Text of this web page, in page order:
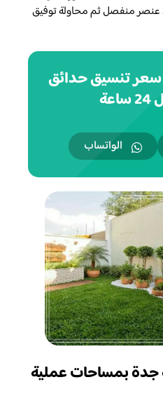
عنصر منفصل ثم محاولة توفيق
تنسيق حدائق
الواتساب
جدة بمساحات عملية